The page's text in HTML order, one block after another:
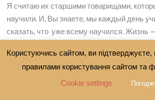
Я считаю их старшими товарищами,
научили. И, Вы знаете, мы каждый день
сказать, что уже всему научился. Жизнь
который говорил: «Чем больше я знаю,
понимаю, что я еще ничего не знаю».
каждый день. Я не могу сказать, что
Користуючись сайтом, ви
правилами користування сайтом та
Cookie settings